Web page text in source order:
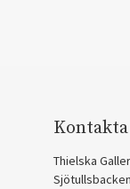
Kontakta
Thielska